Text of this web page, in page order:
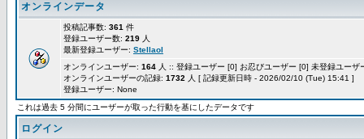
オンラインデータ
投稿記事数: 361 件
登録ユーザー数: 219 人
最新登録ユーザー: Stellaol
オンラインユーザー: 164 人 :: 登録ユーザー [0] お忍びユーザー [0] 未登録ユー
オンラインユーザーの記録: 1732 人 [ 記録更新日時 - 2026/02/10 (Tue) 15:41 ]
登録ユーザー: None
これは過去 5 分間にユーザーが取った行動を基にしたデータです
ログイン